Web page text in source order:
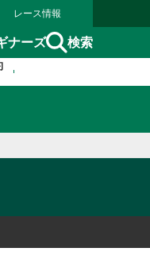
レース情報
ナーズ 検索